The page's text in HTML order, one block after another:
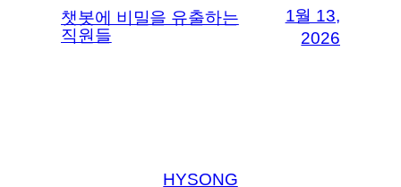
챗봇에 비밀을 유출하는
직원들
1월 13,
2026
HYSONG